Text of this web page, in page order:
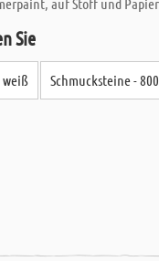
Sie
weiß Schmucksteine -